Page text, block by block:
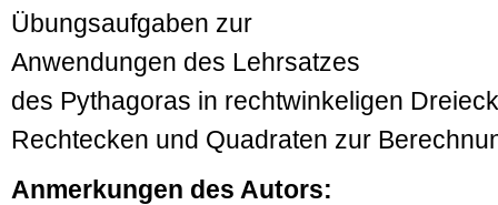
Übungsaufgaben zur
Anwendungen des Lehrsatzes
des Pythagoras in rechtwinkeligen
Rechtecken und Quadraten zur
Anmerkungen des Autors: